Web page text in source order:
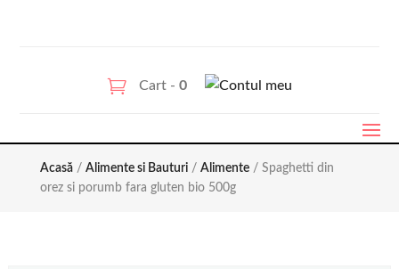
Cart - 0
Acasă/ Alimente si Bauturi/ Alimente/ Spaghetti din
orez si porumb fara gluten bio 500g